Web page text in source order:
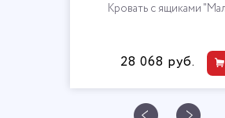
Кровать с ящиками "Мальта"
купить
28 068 руб.